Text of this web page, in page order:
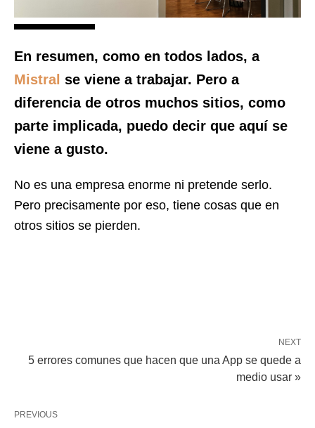
En resumen, como en todos lados, a
Mistral se viene a trabajar. Pero a
diferencia de otros muchos sitios, como
parte implicada, puedo decir que aquí se
viene a gusto.
No es una empresa enorme ni pretende serlo.
Pero precisamente por eso, tiene cosas que en
otros sitios se pierden.
NEXT
5 errores comunes que hacen que una App se quede a
medio usar »
PREVIOUS